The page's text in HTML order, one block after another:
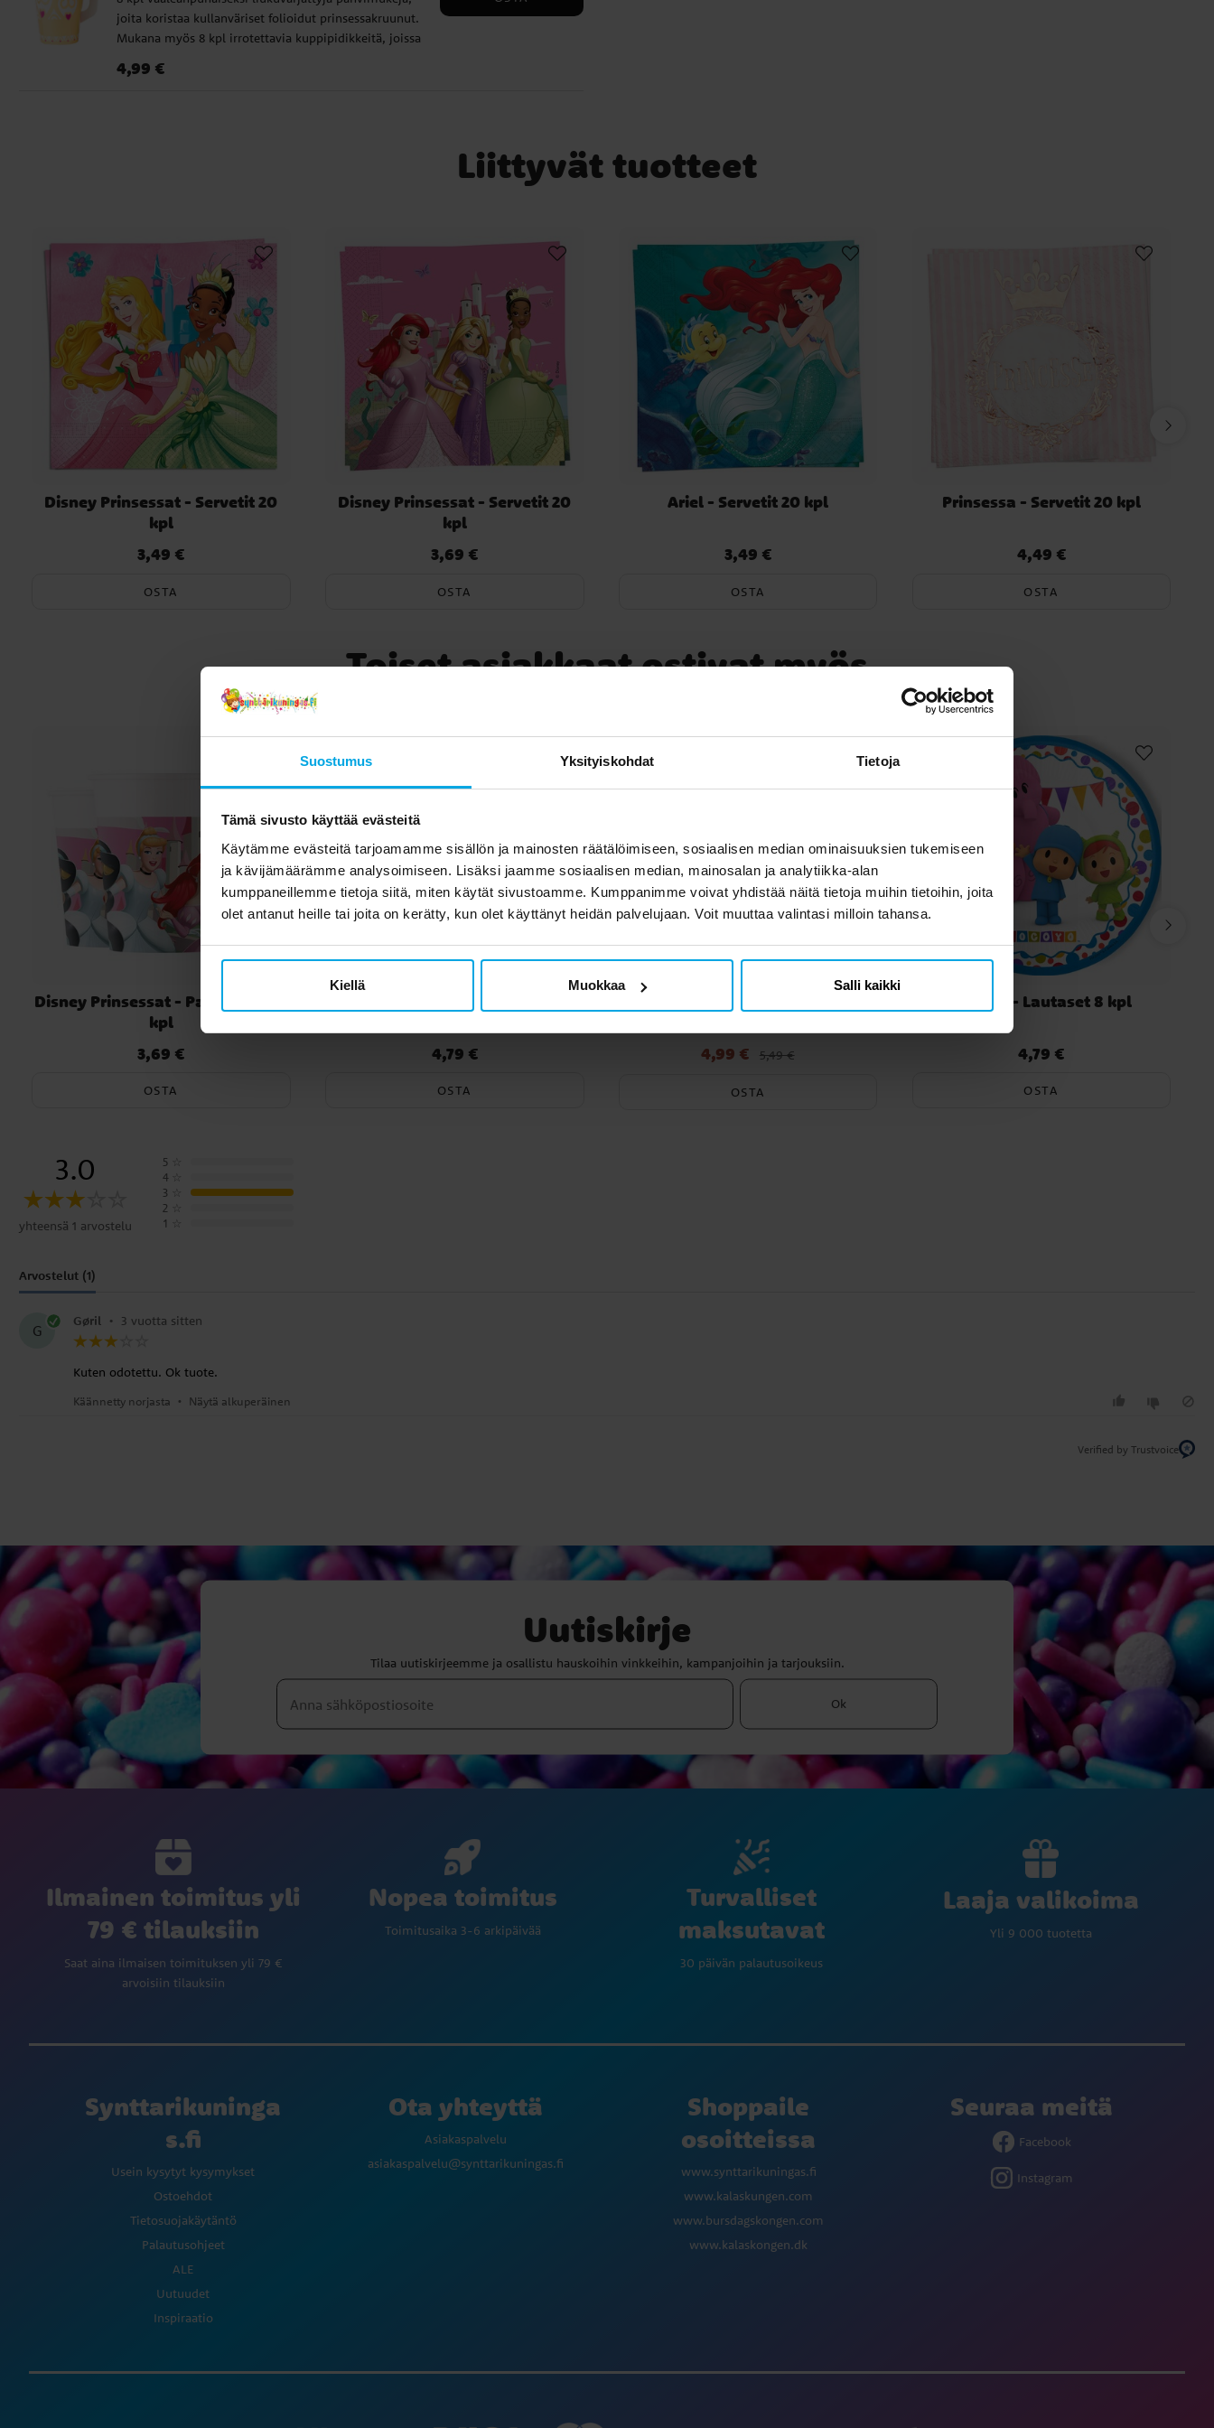
Suostumus Yksityiskohdat Tietoja
Tämä sivusto käyttää evästeitä
Käytämme evästeitä tarjoamamme sisällön ja mainosten räätälöimiseen, sosiaalisen median ominaisuuksien tukemiseen
ja kävijämäärämme analysoimiseen. Lisäksi jaamme sosiaalisen median, mainosalan ja analytiikka-alan
kumppaneillemme tietoja siitä, miten käytät sivustoamme. Kumppanimme voivat yhdistää näitä tietoja muihin tietoihin, joita
olet antanut heille tai joita on kerätty, kun olet käyttänyt heidän palvelujaan. Voit muuttaa valintasi milloin tahansa.
Kiellä Muokkaa Salli kaikki
joita koristaa kullanväriset folioidut prinsessakruunut.
Mukana myös 8 kpl irrotettavia kuppipidikkeitä, joissa
korkeita, ja niihin mahtuu 250 ml.
Hinta:4,99 €
4,99 €
Liittyvät tuotteet
Disney Prinsessat - Servetit 20
kpl
Hinta:3,49 €
3,49 €
OSTA
Disney Prinsessat - Servetit 20
kpl
Hinta:3,69 €
3,69 €
OSTA
Ariel - Servetit 20 kpl
Hinta:3,49 €
3,49 €
OSTA
Prinsessa - Servetit 20 kpl
Hinta:4,49 €
4,49 €
OSTA
Toiset asiakkaat ostivat myös
Disney Prinsessat - Pahvimukit 8
kpl
Hinta:3,69 €
3,69 €
OSTA
Hinta:4,79 €
4,79 €
OSTA
Nykyinen hinta:4,99 €Edellinen hinta
5,49 €
4,99 € 5,49 €
OSTA
Pocoyo - Lautaset 8 kpl
Hinta:4,79 €
4,79 €
OSTA
3.0
yhteensä 1 arvostelu
5
4
3
2
1
Arvostelut (1)
G
Gøril • 3 vuotta sitten
Kuten odotettu. Ok tuote.
Käännetty norjasta • Näytä alkuperäinen
Verified by Trustvoice
Uutiskirje
Tilaa uutiskirjeemme ja osallistu hauskoihin vinkkeihin, kampanjoihin ja tarjouksiin.
Ok
Ilmainen toimitus yli
79 € tilauksiin
Saat aina ilmaisen toimituksen yli 79 €
arvoisiin tilauksiin
Nopea toimitus
Toimitusaika 3-6 arkipäivää
Turvalliset
maksutavat
30 päivän palautusoikeus
Laaja valikoima
Yli 9 000 tuotetta
Synttarikuninga
s.fi
Usein kysytyt kysymykset
Ostoehdot
Tietosuojakäytäntö
Palautusohjeet
ALE
Uutuudet
Inspiraatio
Ota yhteyttä
Asiakaspalvelu
asiakaspalvelu@synttarikuningas.fi
Shoppaile
osoitteissa
www.synttarikuningas.fi
www.kalaskungen.com
www.bursdagskongen.com
www.kalaskongen.dk
Seuraa meitä
Facebook
Instagram